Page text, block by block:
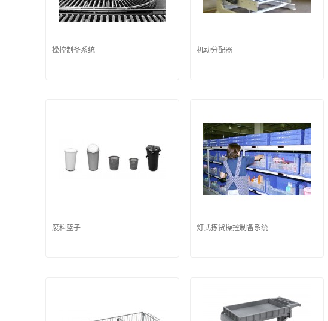
操控制备系统 机动分配器
废料篮子 灯式拣货操控制备系统